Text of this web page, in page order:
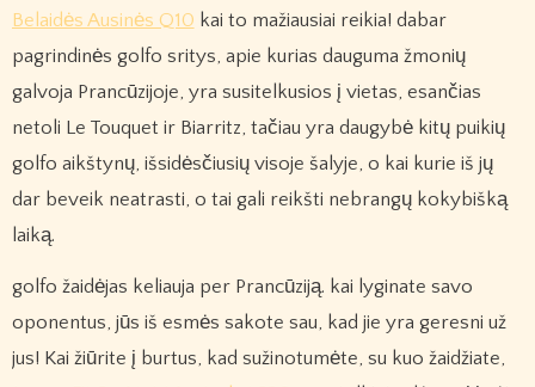
Belaidės Ausinės Q10 kai to mažiausiai reikia! dabar
pagrindinės golfo sritys, apie kurias dauguma žmonių
galvoja Prancūzijoje, yra susitelkusios į vietas, esančias
netoli Le Touquet ir Biarritz, tačiau yra daugybė kitų puikių
golfo aikštynų, išsidėsčiusių visoje šalyje, o kai kurie iš jų
dar beveik neatrasti, o tai gali reikšti nebrangų kokybišką
laiką.
golfo žaidėjas keliauja per Prancūziją. kai lyginate savo
oponentus, jūs iš esmės sakote sau, kad jie yra geresni už
jus! Kai žiūrite į burtus, kad sužinotumėte, su kuo žaidžiate,